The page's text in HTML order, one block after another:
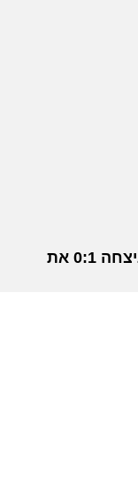
בעשרה שחקנים: הפועל באר שבע ניצחה 0:1 את